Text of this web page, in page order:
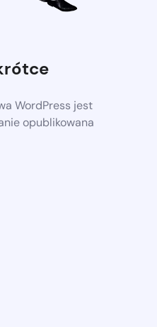
WordPress jest
opublikowana